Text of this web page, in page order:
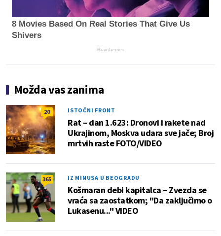
8 Movies Based On Real Stories That Give Us
Shivers
Brainberries
Možda vas zanima
20 ISTOČNI FRONT
Rat – dan 1.623: Dronovi i rakete nad
Ukrajinom, Moskva udara sve jače; Broj
mrtvih raste FOTO/VIDEO
365 IZ MINUSA U BEOGRADU
Košmaran debi kapitalca – Zvezda se
vraća sa zaostatkom; "Da zaključimo o
Lukasenu..." VIDEO